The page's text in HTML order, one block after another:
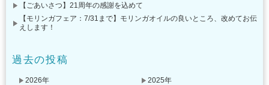
【ごあいさつ】21周年の感謝を込めて
【モリンガフェア：7/31まで】モリンガオイルの良いところ、改めてお伝
えします！
過去の投稿
2026年
2025年